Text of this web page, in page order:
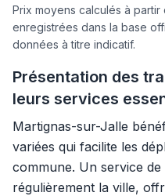
Prix moyens calculés à
enregistrées dans la base
données à titre indicatif.
Présentation des
leurs services
Martignas-sur-Jalle
variées qui facilite les
commune. Un service
régulièrement la ville,